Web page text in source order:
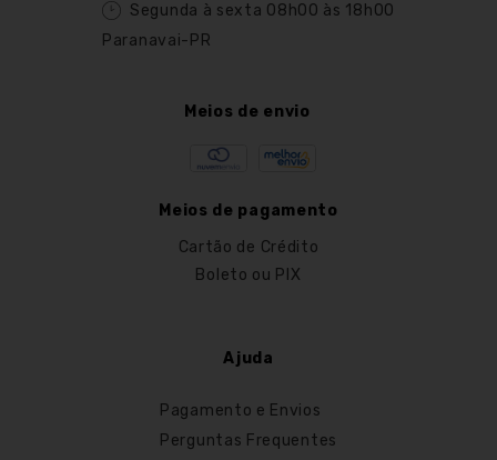
Segunda à sexta 08h00 às 18h00
Paranavai-PR
Meios de envio
Meios de pagamento
Cartão de Crédito
Boleto ou PIX
Ajuda
Pagamento e Envios
Perguntas Frequentes